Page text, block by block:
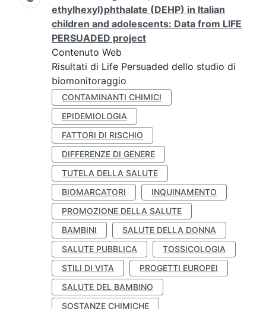
ethylhexyl)phthalate (DEHP) in Italian
children and adolescents: Data from LIFE
PERSUADED project
Contenuto Web
Risultati di Life Persuaded dello studio di
biomonitoraggio
CONTAMINANTI CHIMICI
EPIDEMIOLOGIA
FATTORI DI RISCHIO
DIFFERENZE DI GENERE
TUTELA DELLA SALUTE
BIOMARCATORI
INQUINAMENTO
PROMOZIONE DELLA SALUTE
BAMBINI
SALUTE DELLA DONNA
SALUTE PUBBLICA
TOSSICOLOGIA
STILI DI VITA
PROGETTI EUROPEI
SALUTE DEL BAMBINO
SOSTANZE CHIMICHE